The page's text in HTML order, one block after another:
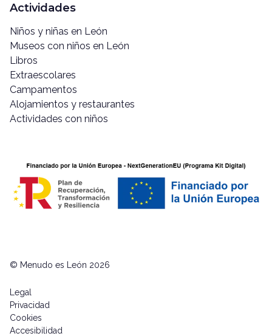
Actividades
Niños y niñas en León
Museos con niños en León
Libros
Extraescolares
Campamentos
Alojamientos y restaurantes
Actividades con niños
© Menudo es León 2026
Legal
Privacidad
Cookies
Accesibilidad